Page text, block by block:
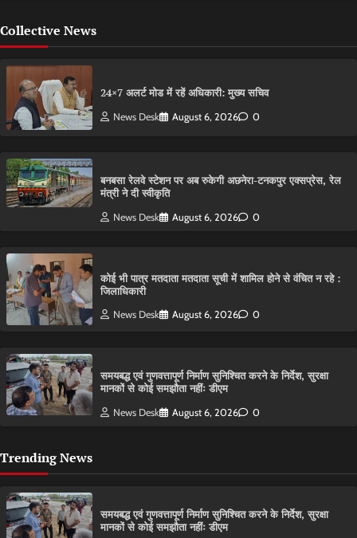
Collective News
24×7 अलर्ट मोड में रहें अधिकारी: मुख्य सचिव
News Desk August 6, 2026 0
बनबसा रेलवे स्टेशन पर अब रुकेगी अछनेरा-टनकपुर एक्सप्रेस, रेल
मंत्री ने दी स्वीकृति
News Desk August 6, 2026 0
कोई भी पात्र मतदाता मतदाता सूची में शामिल होने से वंचित न रहे :
जिलाधिकारी
News Desk August 6, 2026 0
समयबद्ध एवं गुणवत्तापूर्ण निर्माण सुनिश्चित करने के निर्देश, सुरक्षा
मानकों से कोई समझौता नहींः डीएम
News Desk August 6, 2026 0
Trending News
समयबद्ध एवं गुणवत्तापूर्ण निर्माण सुनिश्चित करने के निर्देश, सुरक्षा
मानकों से कोई समझौता नहींः डीएम